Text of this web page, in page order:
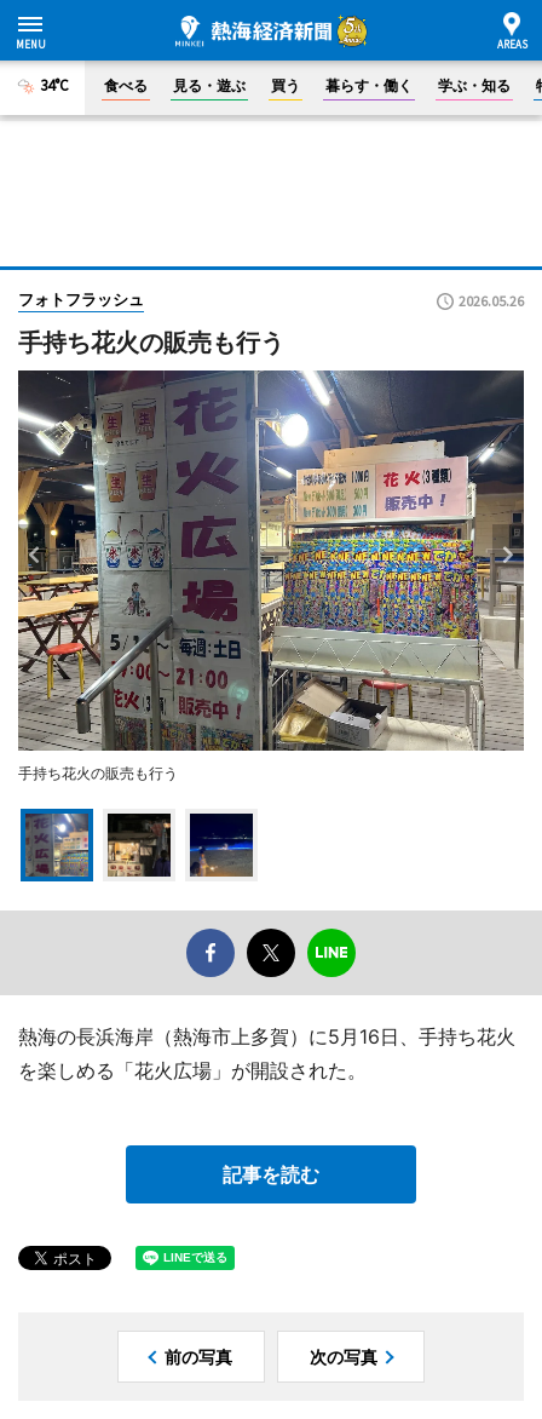
34°C 食べる 見る・遊ぶ 買う 暮らす・働く 学ぶ・知る
フォトフラッシュ 2026.05.26
手持ち花火の販売も行う
手持ち花火の販売も行う
熱海の長浜海岸（熱海市上多賀）に5月16日、手持ち花火
を楽しめる「花火広場」が開設された。
記事を読む
前の写真 次の写真